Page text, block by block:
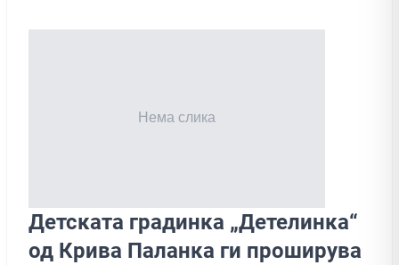
Детската градинка „Детелинка“
од Крива Паланка ги проширува